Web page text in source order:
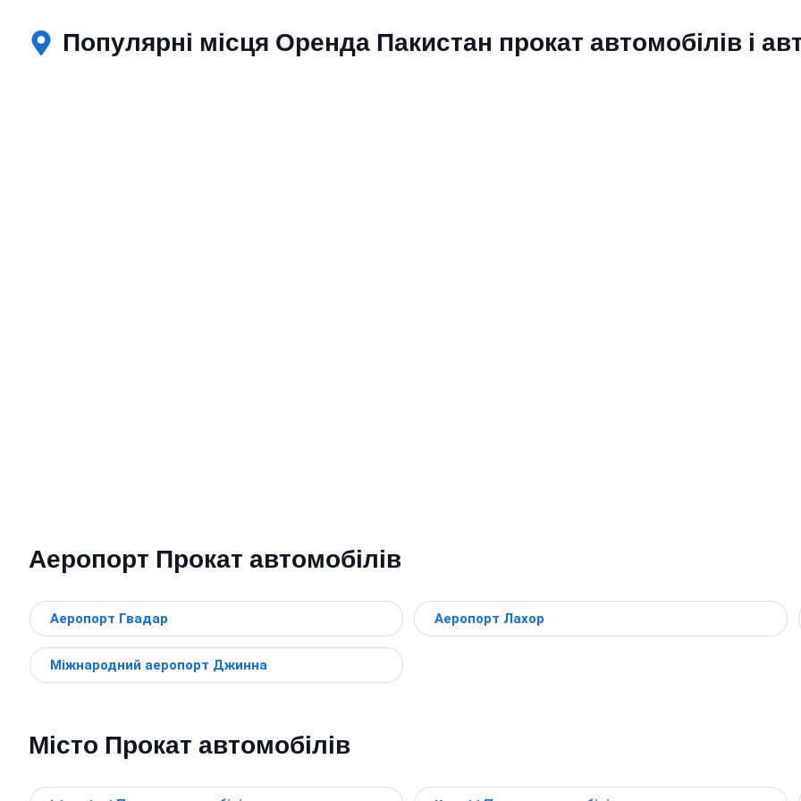
Популярні місця Оренда Пакистан прокат автомобілів і
Аеропорт Прокат автомобілів
Аеропорт Гвадар Аеропорт Лахор
Міжнародний аеропорт Джинна
Місто Прокат автомобілів